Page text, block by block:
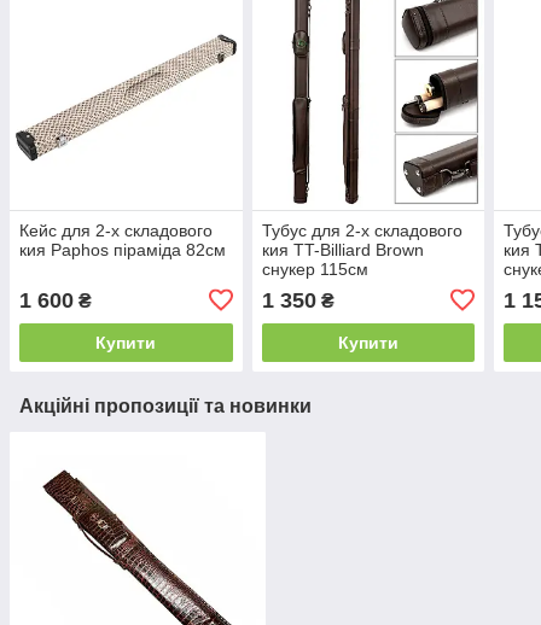
Кейс для 2-х складового
кия Paphos піраміда 82см
1 600 ₴
Купити
Тубус для 2-х складового
кия TT-Billiard Brown
снукер 115см
1 350₴
Купити
кия
1
Акційні пропозиції та новинки